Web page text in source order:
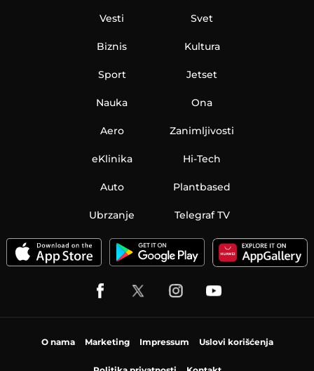
Vesti
Biznis
Sport
Nauka
Aero
Svet
Kultura
Jetset
Ona
Zanimljivosti
eKlinika Hi-Tech
Auto Plantbased
Ubrzanje Telegraf TV
O nama Marketing Impressum Uslovi korišćenja